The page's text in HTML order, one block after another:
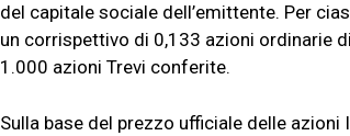
del capitale sociale dell’emittente. Per
un corrispettivo di 0,133 azioni ordinarie
1.000 azioni Trevi conferite.
Sulla base del prezzo ufficiale delle